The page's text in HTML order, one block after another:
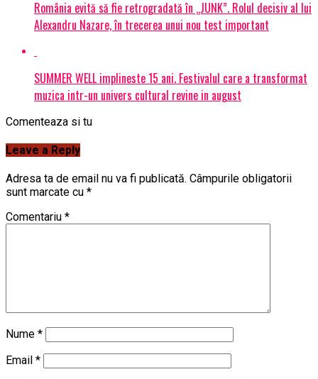
România evită să fie retrogradată în „JUNK”. Rolul decisiv al lui
Alexandru Nazare, în trecerea unui nou test important
SUMMER WELL implineste 15 ani. Festivalul care a transformat
muzica intr-un univers cultural revine in august
Comenteaza si tu
Leave a Reply
Adresa ta de email nu va fi publicată. Câmpurile obligatorii
sunt marcate cu *
Comentariu *
Nume *
Email *